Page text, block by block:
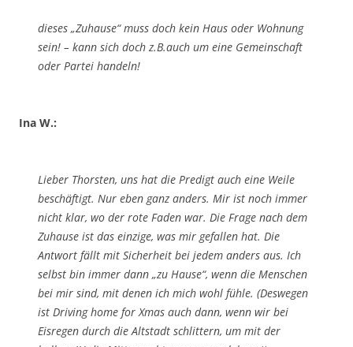
dieses „Zuhause“ muss doch kein Haus oder Wohnung
sein! – kann sich doch z.B.auch um eine Gemeinschaft
oder Partei handeln!
Ina W.:
Lieber Thorsten, uns hat die Predigt auch eine Weile
beschäftigt. Nur eben ganz anders. Mir ist noch immer
nicht klar, wo der rote Faden war. Die Frage nach dem
Zuhause ist das einzige, was mir gefallen hat. Die
Antwort fällt mit Sicherheit bei jedem anders aus. Ich
selbst bin immer dann „zu Hause“, wenn die Menschen
bei mir sind, mit denen ich mich wohl fühle. (Deswegen
ist Driving home for Xmas auch dann, wenn wir bei
Eisregen durch die Altstadt schlittern, um mit der